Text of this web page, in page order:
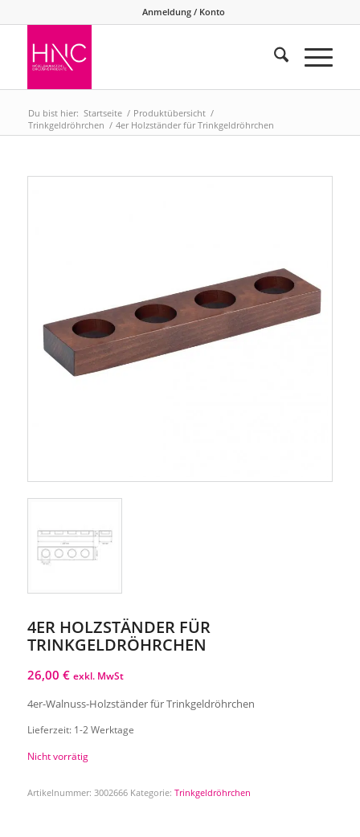
Anmeldung / Konto
Du bist hier: Startseite / Produktübersicht /
Trinkgeldröhrchen / 4er Holzständer für Trinkgeldröhrchen
4ER HOLZSTÄNDER FÜR
TRINKGELDRÖHRCHEN
26,00 € exkl. MwSt
4er-Walnuss-Holzständer für Trinkgeldröhrchen
Lieferzeit: 1-2 Werktage
Nicht vorrätig
Artikelnummer: 3002666 Kategorie: Trinkgeldröhrchen